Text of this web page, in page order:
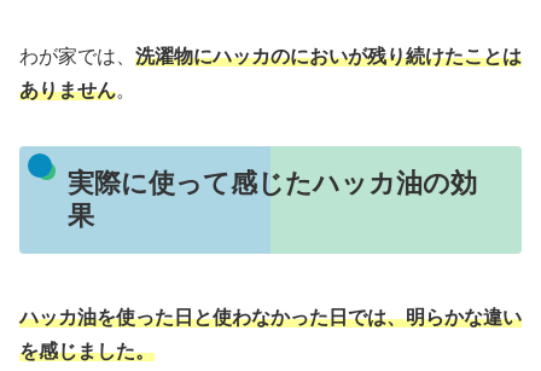
わが家では、 洗濯物にハッカのにおいが残り続けたことは
ありません。
実際に使って感じたハッカ油の効
果
ハッカ油を使った日と使わなかった日では、明らかな違い
を感じました。